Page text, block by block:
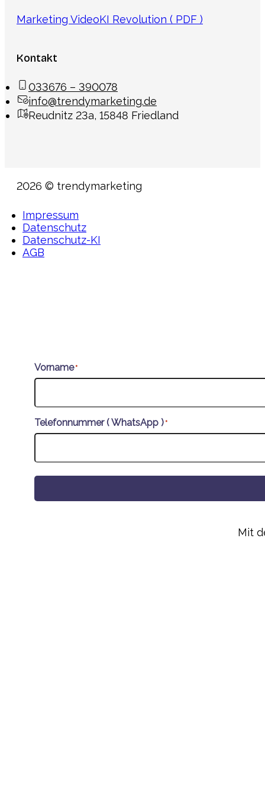
Marketing VideoKI Revolution ( PDF )
Kontakt
033676 – 390078
info@trendymarketing.de
Reudnitz 23a, 15848 Friedland
2026 © trendymarketing
Impressum
Datenschutz
Datenschutz-KI
AGB
Vorname*
Telefonnummer ( WhatsApp )*
Mit